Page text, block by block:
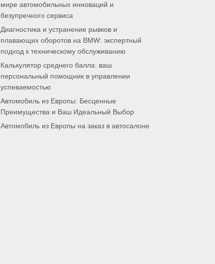
мире автомобильных инноваций и
безупречного сервиса
Диагностика и устранение рывков и
плавающих оборотов на BMW: экспертный
подход к техническому обслуживанию
Калькулятор среднего балла: ваш
персональный помощник в управлении
успеваемостью
Автомобиль из Европы: Бесценные
Преимущества и Ваш Идеальный Выбор
Автомобиль из Европы на заказ в автосалоне